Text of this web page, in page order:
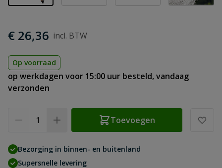
€ 26,36
Op voorraad
op werkdagen voor 15:00 uur besteld, vandaag
verzonden
Toevoegen
Bezorging in binnen- en buitenland
Supersnelle levering